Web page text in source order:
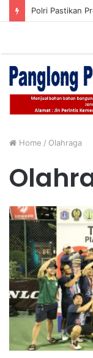
Home / Olahraga